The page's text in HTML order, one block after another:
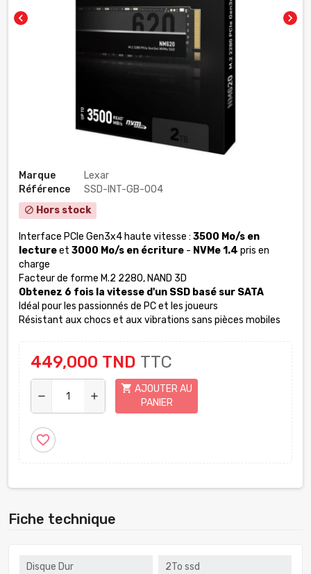
chevron_left chevron_right
Marque
Lexar
Référence
SSD-INT-GB-004
block Hors stock
Interface PCIe Gen3x4 haute vitesse : 3500 Mo/s en
lectureet 3000 Mo/s en écriture - NVMe 1.4 pris en
charge
Facteur de forme M.2 2280, NAND 3D
Obtenez 6 fois la vitesse d'un SSD basé sur SATA
Idéal pour les passionnés de PC et les joueurs
Résistant aux chocs et aux vibrations sans pièces mobiles
449,000 TND TTC
remove add
shopping_cart AJOUTER AU
PANIER
favorite_border
Fiche technique
Disque Dur 2To ssd